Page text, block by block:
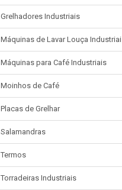
Grelhadores Industriais
Máquinas de Lavar Louça
Máquinas para Café Industriais
Moinhos de Café
Placas de Grelhar
Salamandras
Termos
Torradeiras Industriais